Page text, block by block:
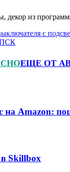
декор из
с
ЕЩЕ ОТ
на Amazon:
Skillbox